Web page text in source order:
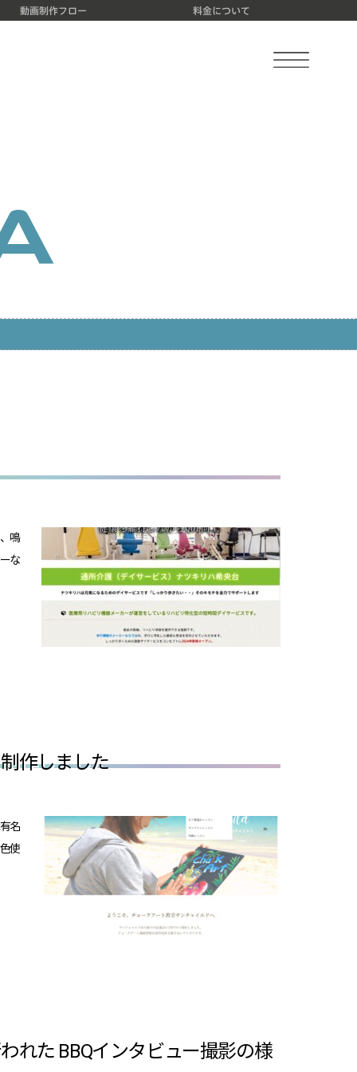
動画制作フロー 料金について
鳴
な
作しました
名
使
れた BBQインタビュー撮影の様